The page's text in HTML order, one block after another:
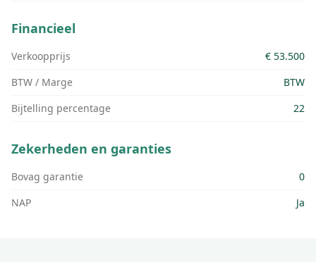
Financieel
Verkoopprijs
€ 53.500
BTW / Marge
BTW
Bijtelling percentage
22
Zekerheden en garanties
Bovag garantie
0
NAP
Ja